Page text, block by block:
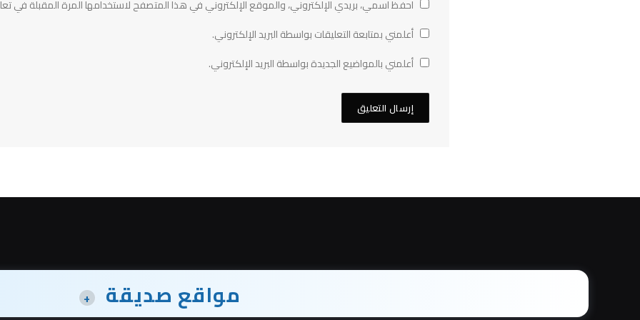
احفظ اسمي، بريدي الإلكتروني، والموقع الإلكتروني في هذا المتصفح لاستخدامها المرة المقبلة في
أعلمني بمتابعة التعليقات بواسطة البريد الإلكتروني.
أعلمني بالمواضيع الجديدة بواسطة البريد الإلكتروني.
مواقع صديقة +